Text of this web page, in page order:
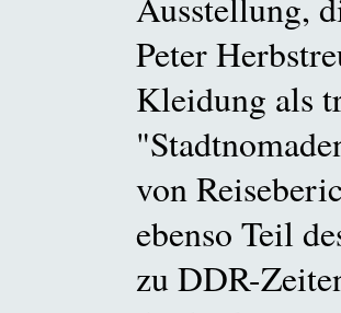
Peter
Kleidung als
von
ebenso Teil
zu DDR-